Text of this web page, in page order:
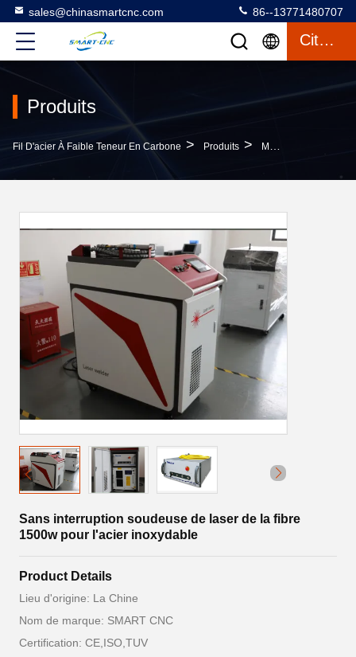
sales@chinasmartcnc.com 86--13771480707
Citation
Produits
Fil D'acier À Faible Teneur En Carbone > Produits > Machine De Soudure Laser De Fibre
Sans interruption soudeuse de laser de la fibre
1500w pour l'acier inoxydable
Product Details
Lieu d'origine: La Chine
Nom de marque: SMART CNC
Certification: CE,ISO,TUV